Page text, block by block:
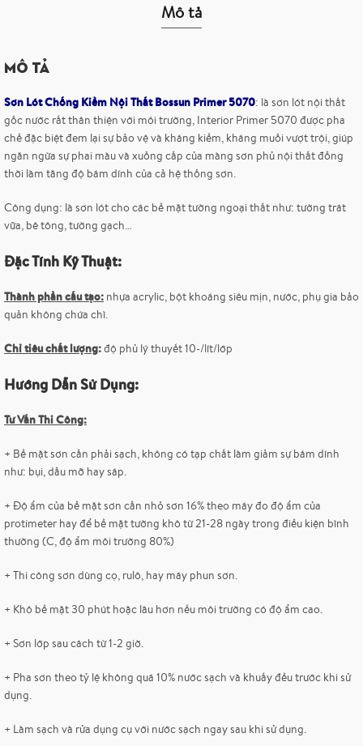
Mô tả
Mô tả
Sơn Lót Chống Kiềm Nội Thất Bossun Primer 5070: là sơn lót nội thất
gốc nước rất thân thiện với môi trường, Interior Primer 5070 được pha
chế đặc biệt đem lại sự bảo vệ và kháng kiềm, kháng muối vượt trội, giúp
ngăn ngừa sự phai màu và xuống cấp của màng sơn phủ nội thất đồng
thời làm tăng độ bám dính của cả hệ thống sơn.
Công dụng: là sơn lót cho các bề mặt tường ngoại thất như: tường trát
vữa, bê tông, tường gạch…
Đặc Tính Kỹ Thuật:
Thành phần cấu tạo: nhựa acrylic, bột khoáng siêu mịn, nước, phụ gia bảo
quản không chứa chì.
Chỉ tiêu chất lượng:độ phủ lý thuyết 10-/lít/lớp
Hướng Dẫn Sử Dụng:
Tư Vấn Thi Công:
+ Bề mặt sơn cần phải sạch, không có tạp chất làm giảm sự bám dính
như: bụi, dầu mỡ hay sáp.
+ Độ ẩm của bề mặt sơn cần nhỏ sơn 16% theo máy đo độ ẩm của
protimeter hay để bề mặt tường khô từ 21-28 ngày trong điều kiện bình
thường (C, độ ẩm môi trường 80%)
+ Thi công sơn dùng cọ, rulô, hay máy phun sơn.
+ Khô bề mặt 30 phút hoặc lâu hơn nếu môi trường có độ ẩm cao.
+ Sơn lớp sau cách từ 1-2 giờ.
+ Pha sơn theo tỷ lệ không quá 10% nước sạch và khuấy đều trước khi sử
dụng.
+ Làm sạch và rửa dụng cụ với nước sạch ngay sau khi sử dụng.